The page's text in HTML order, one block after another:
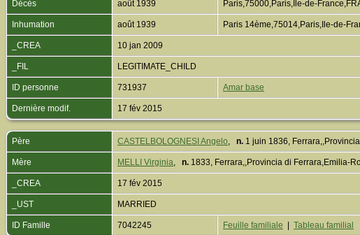
Décès août 1939 Paris,75000,Paris,Ile-de-
Inhumation août 1939 Paris 14ème,75014,Paris,Ile-de-
_CREA 10 jan 2009
_FIL LEGITIMATE_CHILD
ID personne 731937 Amar base
Dernière modif. 17 fév 2015
Père CASTELBOLOGNESI Angelo, n. 1 juin 1836,
Mère MELLI Virginia, n. 1833, Ferrara,,Provincia di Ferrara,Emilia-
_CREA 17 fév 2015
_UST MARRIED
ID Famille 7042245 Feuille familiale Tableau familial